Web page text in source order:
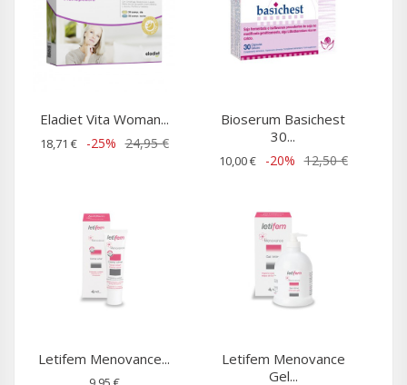
Eladiet Vita Woman...
18,71 € -25% 24,95 €
Bioserum Basichest
30...
10,00 € -20% 12,50 €
Letifem Menovance...
Letifem Menovance
Gel...